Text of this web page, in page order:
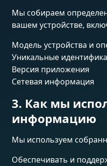
Мы собираем
вашем устройстве,
Модель устройства и
Уникальные
Версия приложения
Сетевая информация
3. Как мы
информацию
Мы используем
Обеспечивать и